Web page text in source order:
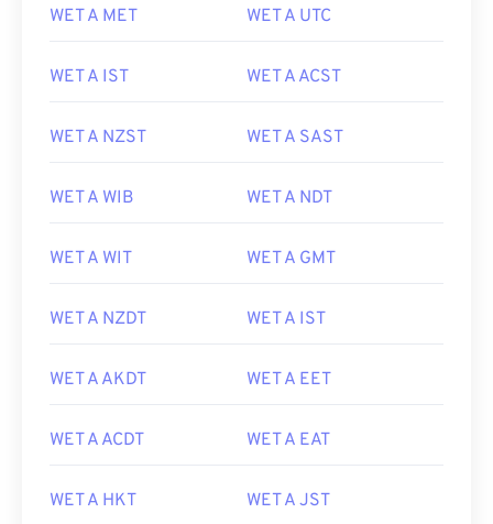
WET A MET WET A UTC
WET A IST WET A ACST
WET A NZST WET A SAST
WET A WIB WET A NDT
WET A WIT WET A GMT
WET A NZDT WET A IST
WET A AKDT WET A EET
WET A ACDT WET A EAT
WET A HKT WET A JST